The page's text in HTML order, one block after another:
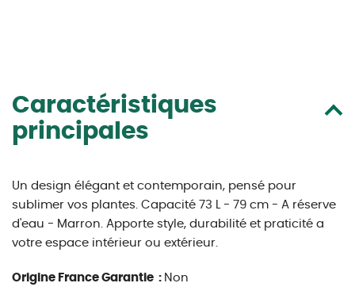
Caractéristiques
principales
Un design élégant et contemporain, pensé pour
sublimer vos plantes. Capacité 73 L - 79 cm - A réserve
d'eau - Marron. Apporte style, durabilité et praticité a
votre espace intérieur ou extérieur.
Origine France Garantie : Non